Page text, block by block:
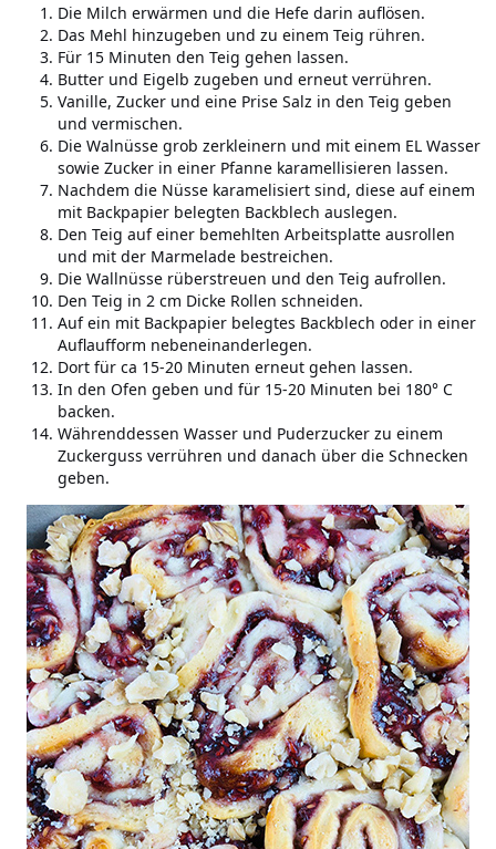
Die Milch erwärmen und die Hefe darin auflösen.
Das Mehl hinzugeben und zu einem Teig rühren.
Für 15 Minuten den Teig gehen lassen.
Butter und Eigelb zugeben und erneut verrühren.
Vanille, Zucker und eine Prise Salz in den Teig geben
und vermischen.
Die Walnüsse grob zerkleinern und mit einem EL Wasser
sowie Zucker in einer Pfanne karamellisieren lassen.
Nachdem die Nüsse karamelisiert sind, diese auf einem
mit Backpapier belegten Backblech auslegen.
Den Teig auf einer bemehlten Arbeitsplatte ausrollen
und mit der Marmelade bestreichen.
Die Wallnüsse rüberstreuen und den Teig aufrollen.
Den Teig in 2 cm Dicke Rollen schneiden.
Auf ein mit Backpapier belegtes Backblech oder in einer
Auflaufform nebeneinanderlegen.
Dort für ca 15-20 Minuten erneut gehen lassen.
In den Ofen geben und für 15-20 Minuten bei 180° C
backen.
Währenddessen Wasser und Puderzucker zu einem
Zuckerguss verrühren und danach über die Schnecken
geben.